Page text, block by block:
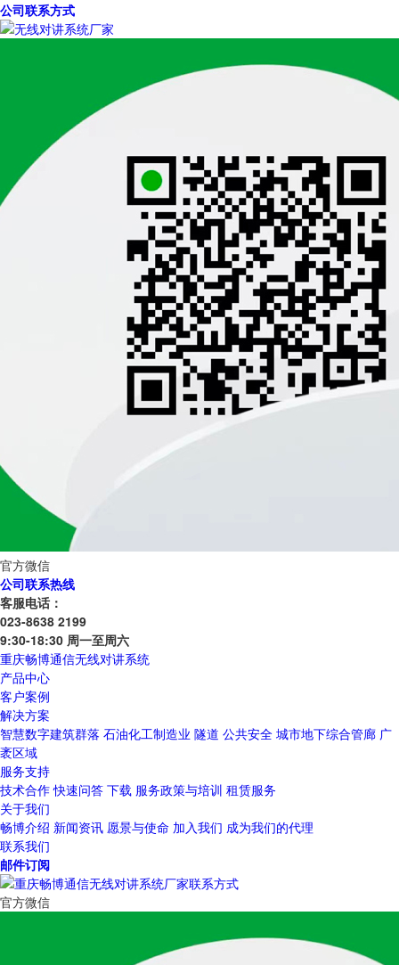
公司联系方式
官方微信
公司联系热线
客服电话：
023-8638 2199
9:30-18:30 周一至周六
重庆畅博通信无线对讲系统
产品中心
客户案例
解决方案
智慧数字建筑群落 石油化工制造业 隧道 公共安全 城市地下综合管廊 广
袤区域
服务支持
技术合作 快速问答 下载 服务政策与培训 租赁服务
关于我们
畅博介绍 新闻资讯 愿景与使命 加入我们 成为我们的代理
联系我们
邮件订阅
官方微信